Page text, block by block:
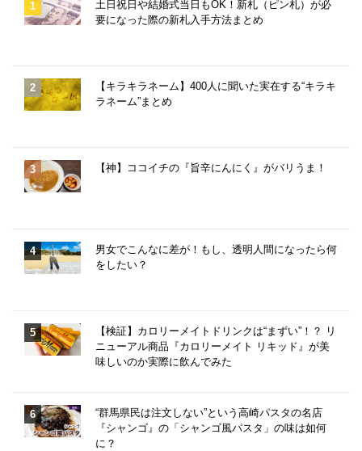
土日祝日や結婚式当日もOK！新札（ピン札）が必
要になった際の新札入手方法まとめ
【キラキラネーム】400人に聞いた実在する“キラキ
ラネーム”まとめ
【神】ココイチの『旨辛にんにく』がバリうま！
男女でこんなに差が！もし、透明人間になったら何
をしたい？
【検証】カロリーメイトドリンクは“まずい”！？ リ
ニューアル商品『カロリーメイト リキッド』が美
味しいのか実際に飲んでみた
“群馬県民は注文しない”という高崎パスタの名店
『シャンゴ』の「シャンゴ風パスタ」の味は如何
に？